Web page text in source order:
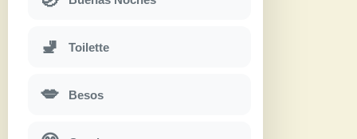
🚽 Toilette
💋 Besos